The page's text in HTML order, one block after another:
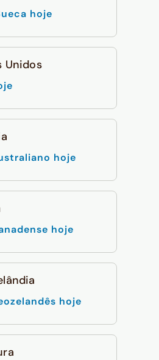
hoje
Unidos
hoje
hoje
hoje